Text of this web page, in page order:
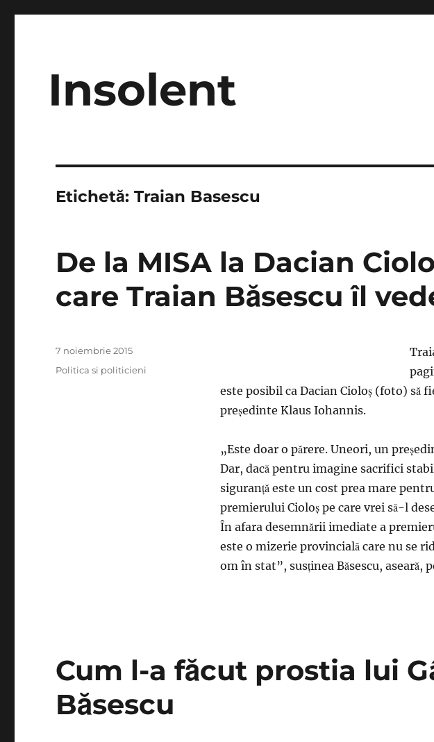
Insolent
Etichetă:Traian Basescu
De la MISA la Dacian
care Traian Băsescu îl
este posibil ca Dacian Cioloş (foto) să
preşedinte Klaus Iohannis.
„Este doar o părere. Uneori, un
Dar, dacă pentru imagine sacrifici
siguranţă este un cost prea mare
premierului Cioloş pe care vrei să-l
În afara desemnării imediate a
este o mizerie provincială care nu se
om în stat”, susţinea Băsescu, aseară,
Publicat
7 noiembrie 2015
Categorii
Politica si politicieni
Cum l-a făcut prostia lui
Băsescu